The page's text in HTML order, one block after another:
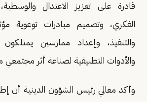
قادرة على تعزيز الاعتدال
الفكري، وتصميم مبادرات توعوية
والتنفيذ، وإعداد ممارسين
والأدوات التطبيقية لصناعة أثر
وأكد معالي رئيس الشؤون الدينية أن